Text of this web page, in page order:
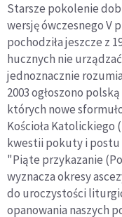
Starsze pokolenie
wersję ówczesnego V
pochodziła jeszcze z
hucznych nie
jednoznacznie
2003 ogłoszono
których nowe
Kościoła Katolickiego
kwestii pokuty i postu
"Piąte przykazanie
wyznacza okresy
do uroczystości
opanowania naszych